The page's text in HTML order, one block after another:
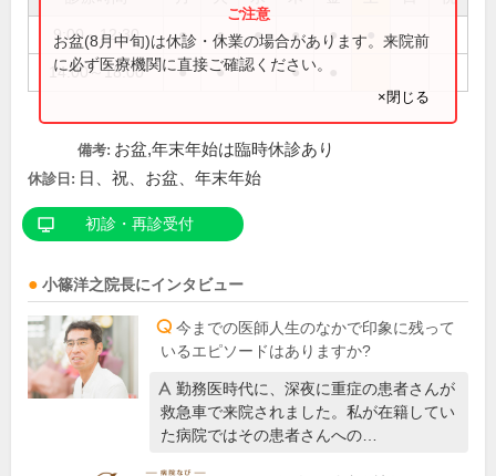
9:00～12:30 ● ● ● ● ●
14:00～18:00 ● ● ●
お盆(8月中旬)は休診・休業の場合があります。来院前
に必ず医療機関に直接ご確認ください。
×閉じる
備考: お盆,年末年始は臨時休診あり
休診日: 日、祝、お盆、年末年始
初診・再診受付
小篠洋之 院長にインタビュー
今までの医師人生のなかで印象に残って
いるエピソードはありますか?
勤務医時代に、深夜に重症の患者さんが
救急車で来院されました。私が在籍してい
た病院ではその患者さんへの…